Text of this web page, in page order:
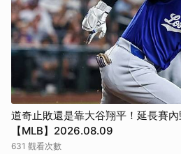
道奇止敗還是靠大谷翔平！延長賽
【MLB】2026.08.09
631 觀看次數